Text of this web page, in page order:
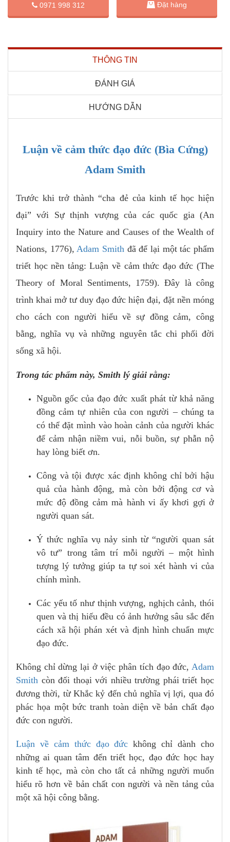
0971 998 312 Đặt hàng
THÔNG TIN
ĐÁNH GIÁ
HƯỚNG DẪN
Luận về cảm thức đạo đức (Bìa Cứng)
Adam Smith
Trước khi trở thành “cha đẻ của kinh tế học hiện
đại” với Sự thịnh vượng của các quốc gia (An
Inquiry into the Nature and Causes of the Wealth of
Nations, 1776), Adam Smith đã để lại một tác phẩm
triết học nền tảng: Luận về cảm thức đạo đức (The
Theory of Moral Sentiments, 1759). Đây là công
trình khai mở tư duy đạo đức hiện đại, đặt nền móng
cho cách con người hiểu về sự đồng cảm, công
bằng, nghĩa vụ và những nguyên tắc chi phối đời
sống xã hội.
Trong tác phẩm này, Smith lý giải rằng:
Nguồn gốc của đạo đức xuất phát từ khả năng
đồng cảm tự nhiên của con người – chúng ta
có thể đặt mình vào hoàn cảnh của người khác
để cảm nhận niềm vui, nỗi buồn, sự phẫn nộ
hay lòng biết ơn.
Công và tội được xác định không chỉ bởi hậu
quả của hành động, mà còn bởi động cơ và
mức độ đồng cảm mà hành vi ấy khơi gợi ở
người quan sát.
Ý thức nghĩa vụ nảy sinh từ “người quan sát
vô tư” trong tâm trí mỗi người – một hình
tượng lý tưởng giúp ta tự soi xét hành vi của
chính mình.
Các yếu tố như thịnh vượng, nghịch cảnh, thói
quen và thị hiếu đều có ảnh hưởng sâu sắc đến
cách xã hội phán xét và định hình chuẩn mực
đạo đức.
Không chỉ dừng lại ở việc phân tích đạo đức, Adam
Smith còn đối thoại với nhiều trường phái triết học
đương thời, từ Khắc kỷ đến chủ nghĩa vị lợi, qua đó
phác họa một bức tranh toàn diện về bản chất đạo
đức con người.
Luận về cảm thức đạo đức không chỉ dành cho
những ai quan tâm đến triết học, đạo đức học hay
kinh tế học, mà còn cho tất cả những người muốn
hiểu rõ hơn về bản chất con người và nền tảng của
một xã hội công bằng.